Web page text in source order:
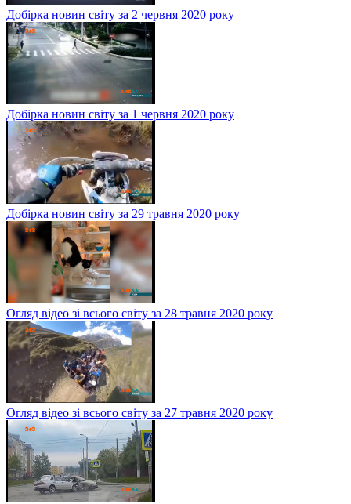
Добірка новин світу за 2 червня 2020 року
Добірка новин світу за 1 червня 2020 року
Добірка новин світу за 29 травня 2020 року
Огляд відео зі всього світу за 28 травня 2020 року
Огляд відео зі всього світу за 27 травня 2020 року